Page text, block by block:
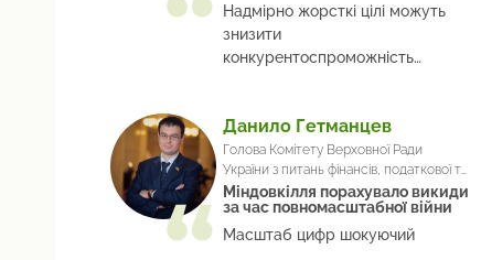
Надмірно жорсткі цілі можуть
знизити
конкурентоспроможність
Данило Гетманцев
Голова Комітету Верховної Ради
України з питань фінансів, податкової та
митної політики
Міндовкілля порахувало викиди
за час повномасштабної війни
Масштаб цифр шокуючий